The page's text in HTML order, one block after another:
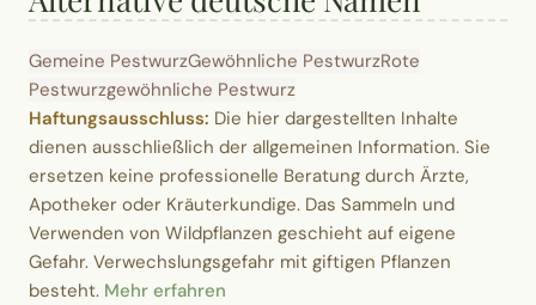
Gemeine PestwurzGewöhnliche PestwurzRote
Pestwurzgewöhnliche Pestwurz
Haftungsausschluss: Die hier dargestellten Inhalte
dienen ausschließlich der allgemeinen Information. Sie
ersetzen keine professionelle Beratung durch Ärzte,
Apotheker oder Kräuterkundige. Das Sammeln und
Verwenden von Wildpflanzen geschieht auf eigene
Gefahr. Verwechslungsgefahr mit giftigen Pflanzen
besteht. Mehr erfahren